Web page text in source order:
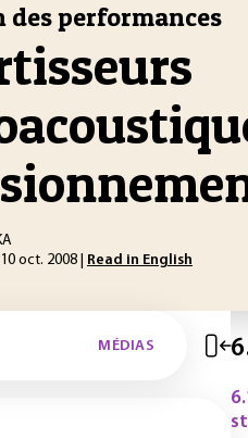
performances
oct. 2008 | Read in English
MÉDIAS